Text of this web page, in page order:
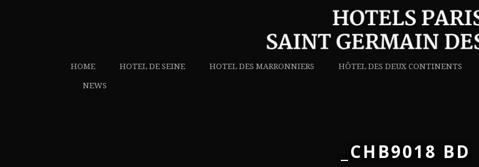
HOME HOTEL DE SEINE HOTEL DES MARRONNIERS HÔTEL DES DEUX CONTINENTS
NEWS
_CHB9018 BD